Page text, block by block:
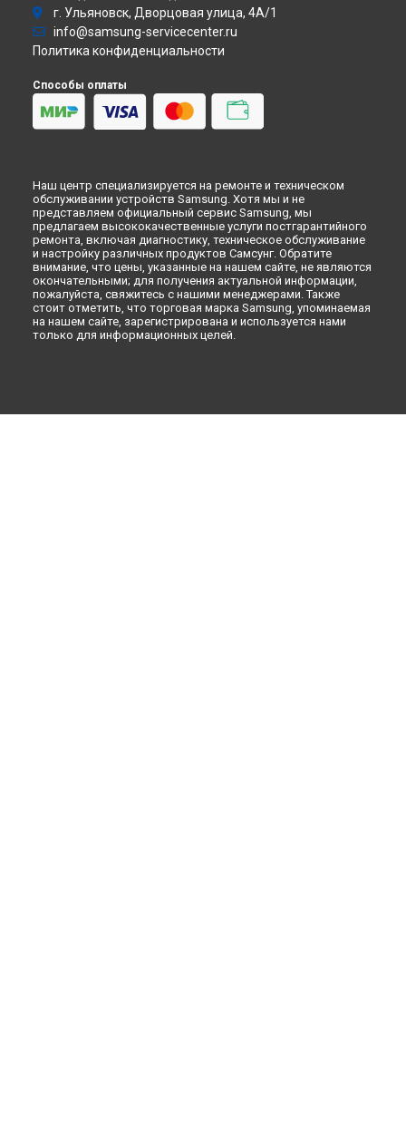
Варочная панель
Посудомоечная машина
Морозильная камера
Кондиционер
Духовой шкаф
Вытяжка
г. Ульяновск, Дворцовая улица, 4А/1
info@samsung-servicecenter.ru
Политика конфиденциальности
Способы оплаты
Наш центр специализируется на ремонте и техническом
обслуживании устройств Samsung. Хотя мы и не
представляем официальный сервис Samsung, мы
предлагаем высококачественные услуги постгарантийного
ремонта, включая диагностику, техническое обслуживание
и настройку различных продуктов Самсунг. Обратите
внимание, что цены, указанные на нашем сайте, не являются
окончательными; для получения актуальной информации,
пожалуйста, свяжитесь с нашими менеджерами. Также
стоит отметить, что торговая марка Samsung, упоминаемая
на нашем сайте, зарегистрирована и используется нами
только для информационных целей.